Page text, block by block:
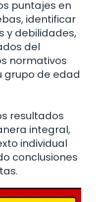
puntajes en
identificar
y debilidades,
del
normativos
grupo de edad
resultados
integral,
individual
conclusiones